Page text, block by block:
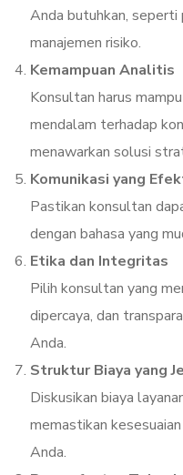
Anda butuhkan, seperti
manajemen risiko.
Kemampuan Analitis
Konsultan harus
mendalam terhadap
menawarkan solusi
Komunikasi yang
Pastikan konsultan
dengan bahasa yang
Etika dan Integritas
Pilih konsultan yang
dipercaya, dan
Anda.
Struktur Biaya yang
Diskusikan biaya
memastikan
Anda.